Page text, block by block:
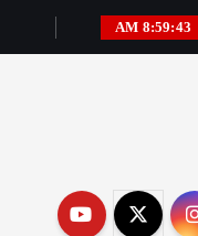
8:59:44 AM